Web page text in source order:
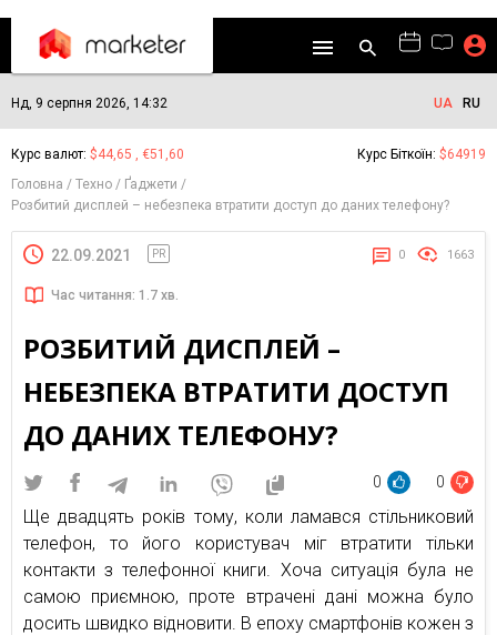
Нд, 9 серпня 2026, 14:32 UA RU
Курс валют: $44,65 , €51,60 Курс Біткоїн: $64919
Головна
Техно
Ґаджети
Розбитий дисплей – небезпека втратити доступ до даних телефону?
22.09.2021 PR 0 1663
Час читання: 1.7 хв.
РОЗБИТИЙ ДИСПЛЕЙ –
НЕБЕЗПЕКА ВТРАТИТИ ДОСТУП
ДО ДАНИХ ТЕЛЕФОНУ?
0 0
Ще двадцять років тому, коли ламався стільниковий
телефон, то його користувач міг втратити тільки
контакти з телефонної книги. Хоча ситуація була не
самою приємною, проте втрачені дані можна було
досить швидко відновити. В епоху смартфонів кожен з